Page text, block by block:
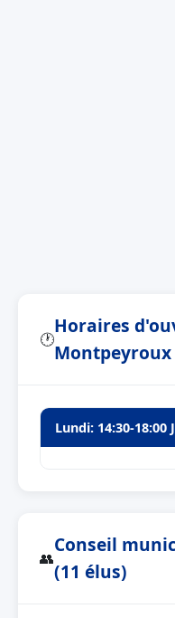
🕐
Horaires
Montpeyroux
Lundi: 14:30-18:00
👥
Conseil
(11 élus)